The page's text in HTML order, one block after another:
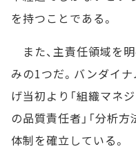
を持つことである。
また、主責任領域を
みの1つだ。バンダイ
げ当初より「組織マネ
の品質責任者」「分析
体制を確立している。